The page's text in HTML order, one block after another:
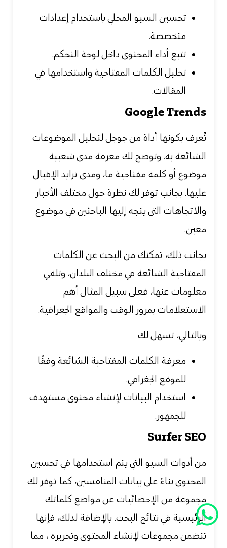
تحسين السيو المحلي باستخدام إعدادات
متخصصة.
تتبع أداء المحتوى داخل لوحة التحكم.
تحليل الكلمات المفتاحية واستخدامها في
المقالات.
Google Trends
تُعرف بكونها أداة من جوجل لتحليل الموضوعات
الشائعة به. وتوضح لك معرفة مدى شعبية
موضوع أو كلمة مفتاحية ما، ومدى تزايد الإقبال
عليها. بجانب توفر لك نظرة حول مختلف الأخبار
والاتجاهات التي يتجه إليها الباحثين في موضوع
معين.
بجانب ذلك، تمكنك من البحث عن الكلمات
المفتاحية الشائعة في مختلف البلدان، وتلقي
معلومات عنها، فعلى سبيل المثال أهم
الاستعلامات بمرور الوقت والمواقع الجغرافية.
وبالتالي، تسهل لك
معرفة الكلمات المفتاحية الشائعة وفقًا
للموقع الجغرافي.
استخدام البيانات لإنشاء محتوى مستهدف
للجمهور.
Surfer SEO
من أدوات السيو التي يتم استخدامها في تحسين
المحتوى بناءً على بيانات المنافسين، كما توفر لك
مجموعة من الإحصائيات عن مواضع كلماتك
الرئيسية في نتائج البحث. بالإضافة لذلك، فإنها
تتضمن مجموعات لإنشاء المحتوى وتحريره ، مما